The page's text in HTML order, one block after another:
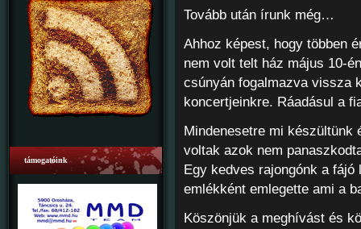
támogatóink
Tovább után írunk még…
Ahhoz képest, hogy többen
nem volt telt ház május 10-
csúnyán fogalmazva vissza
koncertjeinkre. Ráadásul a
Mindenesetre mi készültünk
voltak azok nem
Egy kedves rajongónk a
emlékként emlegette ami a
Köszönjük a meghívást és